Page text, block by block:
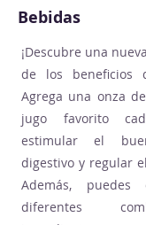
Bebidas
¡Descubre una
de los beneficios
Agrega una onza
jugo favorito
estimular el
digestivo y regular
Además, puedes
diferentes